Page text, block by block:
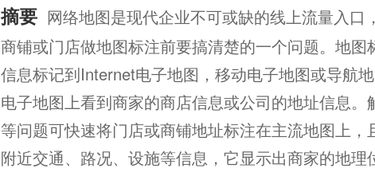
摘要 网络地图是现代企业不可或缺的线上流量入口
商铺或门店做地图标注前要搞清楚的一个问题。地
信息标记到Internet电子地图，移动电子地图或导航
电子地图上看到商家的商店信息或公司的地址信息
等问题可快速将门店或商铺地址标注在主流地图上
附近交通、路况、设施等信息，它显示出商家的地